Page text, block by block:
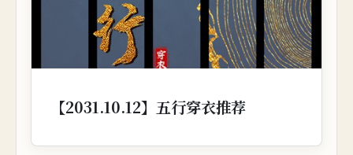
【2031.10.12】五行穿衣推荐